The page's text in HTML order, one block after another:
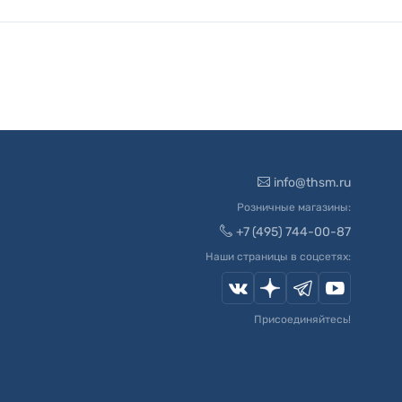
info@thsm.ru
Розничные магазины:
+7 (495) 744-00-87
Наши страницы в соцсетях:
Присоединяйтесь!